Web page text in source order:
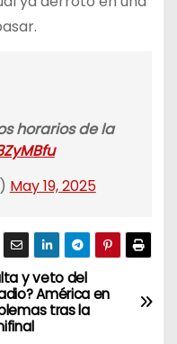
horarios de la
May 19, 2025
y veto del
América en
tras la